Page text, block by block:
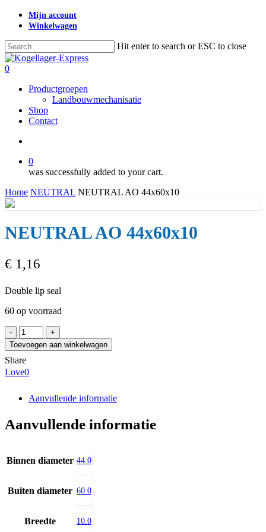
Skip
content
Mijn account
Winkelwagen
Hit enter to search or ESC to close
Close
Search
search
0
Productgroepen
Landbouwmechanisatie
Shop
Contact
0
was successfully added to your cart.
Home NEUTRAL NEUTRAL AO 44x60x10
NEUTRAL AO 44x60x10
€ 1,16
Double lip seal
60 op voorraad
NEUTRAL
AO
44x60x10
aantal
Toevoegen aan winkelwagen
Share
Love0
Aanvullende informatie
Aanvullende informatie
Binnen diameter 44.0
Buiten diameter 60.0
Breedte 10.0